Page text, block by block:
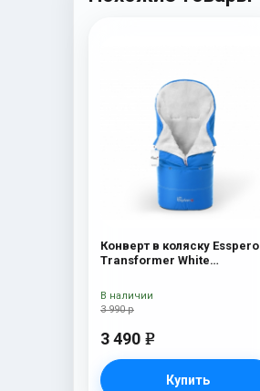
Конверт в коляску Esspero
Transformer White
Blue Mountain
3 990 р
3 490 e
Купить
В наличии